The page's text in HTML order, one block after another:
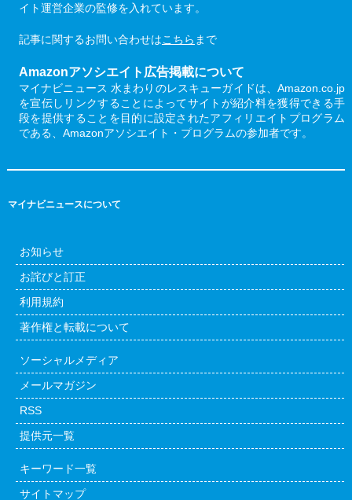
イト運営企業の監修を入れています。
記事に関するお問い合わせはこちら まで
Amazonアソシエイト広告掲載について
マイナビニュース 水まわりのレスキューガイドは、Amazon.co.jp
を宣伝しリンクすることによってサイトが紹介料を獲得できる手
段を提供することを目的に設定されたアフィリエイトプログラム
である、Amazonアソシエイト・プログラムの参加者です。
マイナビニュースについて
お知らせ
お詫びと訂正
利用規約
著作権と転載について
ソーシャルメディア
メールマガジン
RSS
提供元一覧
キーワード一覧
サイトマップ